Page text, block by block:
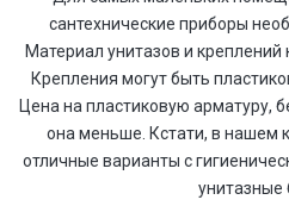
сантехнические приборы
Материал унитазов и
Крепления могут быть
Цена на пластиковую арматуру,
она меньше. Кстати, в нашем
отличные варианты с
унитазные